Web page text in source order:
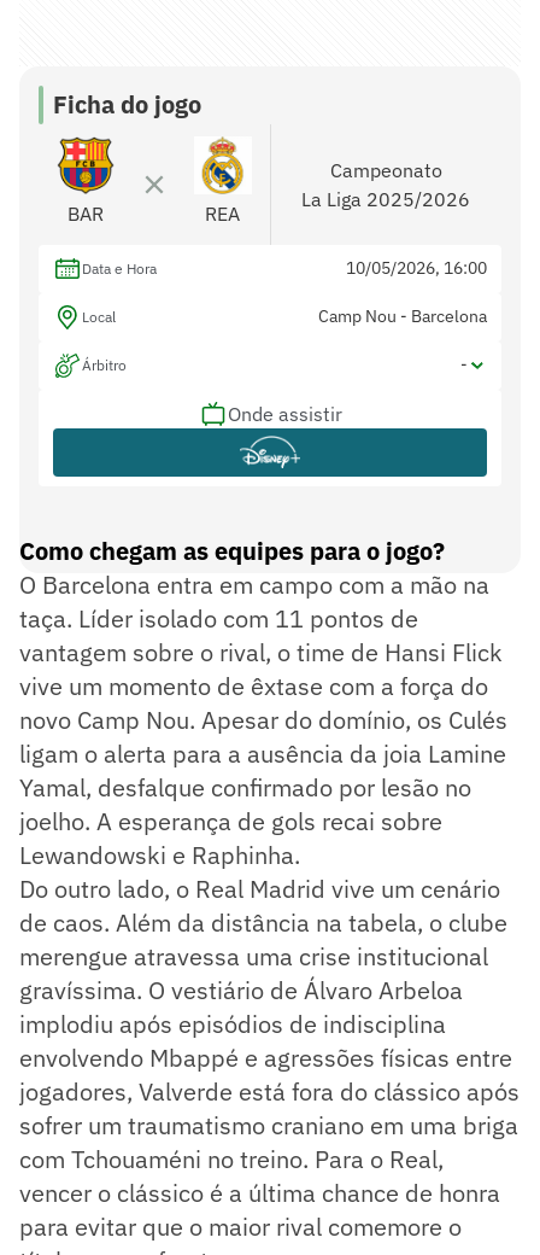
Ficha do jogo
BAR REA
Campeonato
La Liga 2025/2026
Data e Hora 10/05/2026, 16:00
Local Camp Nou - Barcelona
Árbitro -
Onde assistir
Como chegam as equipes para o jogo?
O Barcelona entra em campo com a mão na
taça. Líder isolado com 11 pontos de
vantagem sobre o rival, o time de Hansi Flick
vive um momento de êxtase com a força do
novo Camp Nou. Apesar do domínio, os Culés
ligam o alerta para a ausência da joia Lamine
Yamal, desfalque confirmado por lesão no
joelho. A esperança de gols recai sobre
Lewandowski e Raphinha.
Do outro lado, o Real Madrid vive um cenário
de caos. Além da distância na tabela, o clube
merengue atravessa uma crise institucional
gravíssima. O vestiário de Álvaro Arbeloa
implodiu após episódios de indisciplina
envolvendo Mbappé e agressões físicas entre
jogadores, Valverde está fora do clássico após
sofrer um traumatismo craniano em uma briga
com Tchouaméni no treino. Para o Real,
vencer o clássico é a última chance de honra
para evitar que o maior rival comemore o